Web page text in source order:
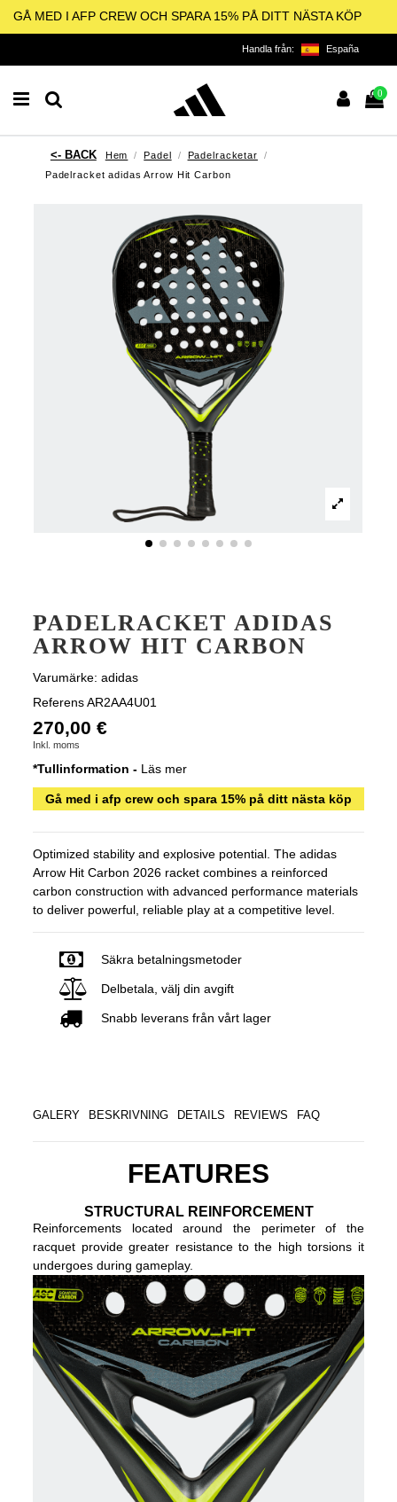
GÅ MED I AFP CREW OCH SPARA 15% PÅ DITT NÄSTA KÖP
Handla från: España
0
Hem Padel
Padelracketar
Padelracket adidas Arrow Hit Carbon
PADELRACKET ADIDAS
ARROW HIT CARBON
Varumärke: adidas
Referens AR2AA4U01
270,00 €
Inkl. moms
*Tullinformation - Läs mer
Gå med i afp crew och spara 15% på ditt nästa köp
Optimized stability and explosive potential. The adidas
Arrow Hit Carbon 2026 racket combines a reinforced
carbon construction with advanced performance materials
to deliver powerful, reliable play at a competitive level.
Säkra betalningsmetoder
Delbetala, välj din avgift
Snabb leverans från vårt lager
GALERY BESKRIVNING DETAILS REVIEWS FAQ
FEATURES
STRUCTURAL REINFORCEMENT
Reinforcements located around the perimeter of the
racquet provide greater resistance to the high torsions it
undergoes during gameplay.